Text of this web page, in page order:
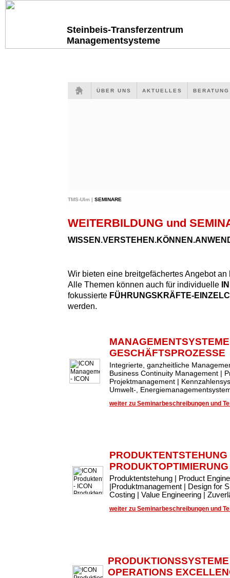
Steinbeis-Transferzentrum
Managementsysteme
ÜBER UNS AKTUELLES
TMS-Ulm | SEMINARE
WEITERBILDUNG und
Wir bieten eine breitgefächertes Angebot an
Alle Themen können auch für individuelle
fokussierte FÜHRUNGSKRÄFTE-
werden.
GESCHÄFTSPROZESSE
Integrierte, ganzheitliche
Business Continuity Management |
Projektmanagement |
Umwelt-,
weiter zu Seminarbeschreibungen und
PRODUKTENTSTEHUNG
PRODUKTOPTIMIERUNG
Produktentstehung | Product
|Produktmanagement | Design for
Costing | Value Engineering |
weiter zu Seminarbeschreibungen und
OPERATIONS